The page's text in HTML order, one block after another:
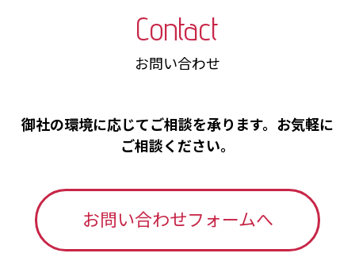
Contact
お問い合わせ
御社の環境に応じてご相談を承ります。お気軽に
ご相談ください。
お問い合わせフォームへ